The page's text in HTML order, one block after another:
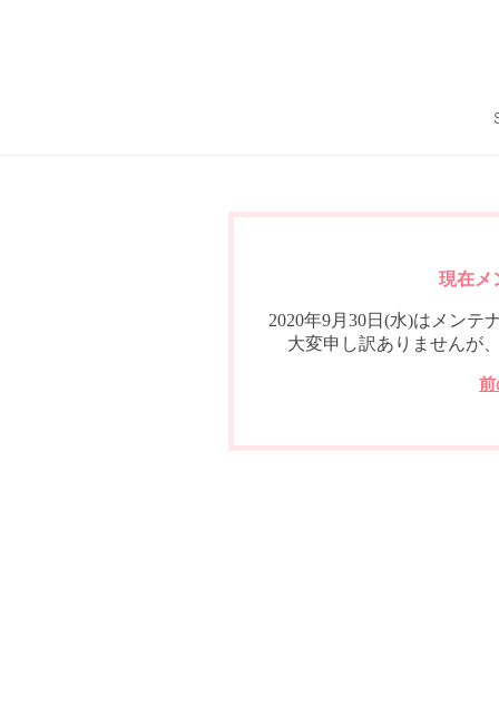
現在メ
2020年9月30日(水)はメンテ
大変申し訳ありませんが
前